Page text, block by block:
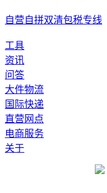
自营自拼双清包税专线
工具
资讯
问答
大件物流
国际快递
直营网点
电商服务
关于